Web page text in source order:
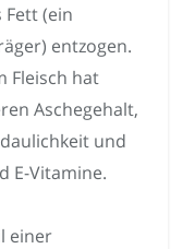
(ein
entzogen.
Fleisch hat
Aschegehalt,
und
E-Vitamine.
einer